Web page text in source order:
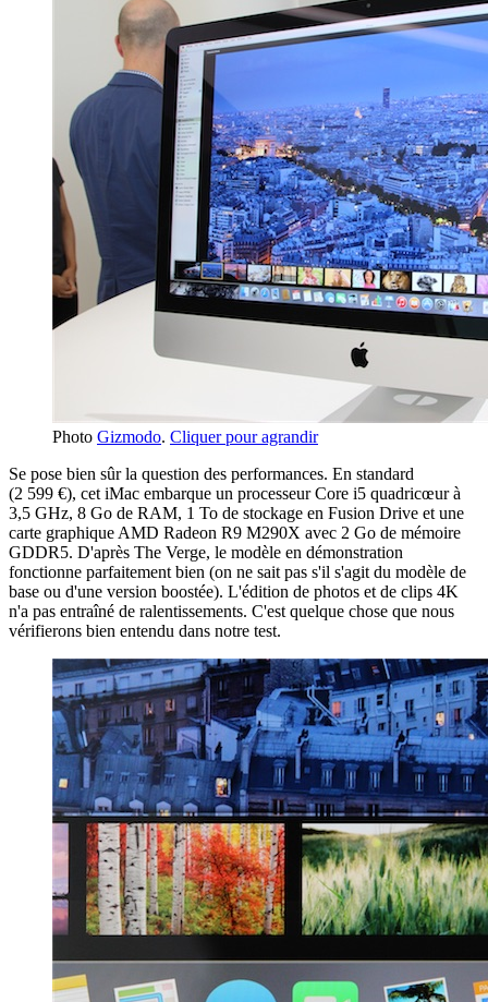
Photo Gizmodo. Cliquer pour agrandir
Se pose bien sûr la question des performances. En standard
(2 599 €), cet iMac embarque un processeur Core i5 quadricœur à
3,5 GHz, 8 Go de RAM, 1 To de stockage en Fusion Drive et une
carte graphique AMD Radeon R9 M290X avec 2 Go de mémoire
GDDR5. D'après The Verge, le modèle en démonstration
fonctionne parfaitement bien (on ne sait pas s'il s'agit du modèle de
base ou d'une version boostée). L'édition de photos et de clips 4K
n'a pas entraîné de ralentissements. C'est quelque chose que nous
vérifierons bien entendu dans notre test.